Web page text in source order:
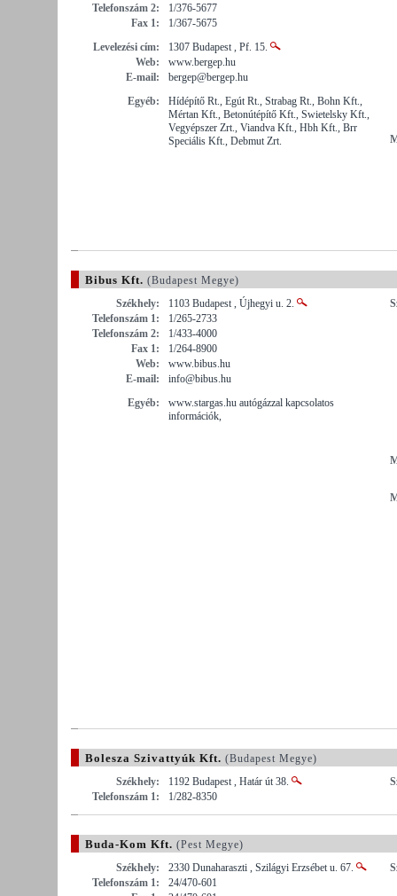
Telefonszám 2:
1/376-5677
Fax 1:
1/367-5675
Levelezési cím:
1307 Budapest , Pf. 15.
Web:
www.bergep.hu
E-mail:
bergep@bergep.hu
Egyéb:
Hídépítő Rt., Egút Rt., Strabag Rt., Bohn Kft.,
Mértan Kft., Betonútépítő Kft., Swietelsky Kft.,
Vegyépszer Zrt., Viandva Kft., Hbh Kft., Brr
Speciális Kft., Debmut Zrt.
Bibus Kft. (Budapest Megye)
Székhely:
1103 Budapest , Újhegyi u. 2.
Telefonszám 1:
1/265-2733
Telefonszám 2:
1/433-4000
Fax 1:
1/264-8900
Web:
www.bibus.hu
E-mail:
info@bibus.hu
Egyéb:
www.stargas.hu autógázzal kapcsolatos
információk,
Bolesza Szivattyúk Kft. (Budapest Megye)
Székhely:
1192 Budapest , Határ út 38.
Telefonszám 1:
1/282-8350
Buda-Kom Kft. (Pest Megye)
Székhely:
2330 Dunaharaszti , Szilágyi Erzsébet u. 67.
Telefonszám 1:
24/470-601